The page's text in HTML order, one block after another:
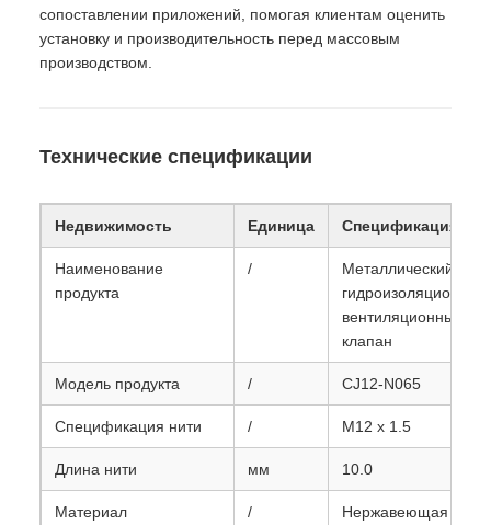
сопоставлении приложений, помогая клиентам оценить
установку и производительность перед массовым
производством.
Технические спецификации
Недвижимость Единица Спецификация
Наименование
продукта
/
Металлический
гидроизоляционный
вентиляционный
клапан
Модель продукта / CJ12-N065
Спецификация нити / M12 x 1.5
Длина нити мм 10.0
Материал /
Нержавеющая